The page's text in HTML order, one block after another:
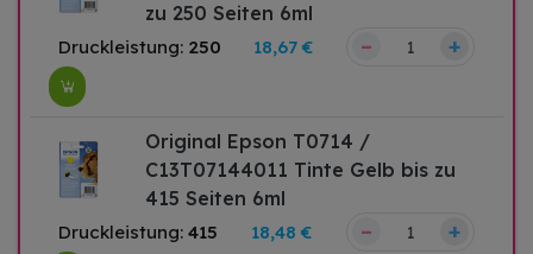
zu 250 Seiten 6ml
Druckleistung: 250 18,67 € – +
Original Epson T0714 /
C13T07144011 Tinte Gelb bis zu
415 Seiten 6ml
Druckleistung: 415 18,48 € – +